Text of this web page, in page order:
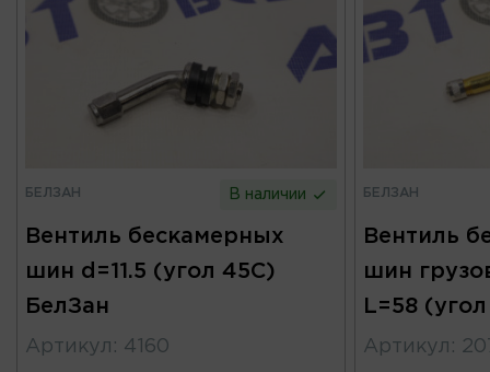
БЕЛЗАН В наличии
Вентиль бескамерных
шин d=11.5 (угол 45С)
БелЗан
Артикул : 4160
БЕЛЗАН
Вентиль
шин
L=58
Артикул :